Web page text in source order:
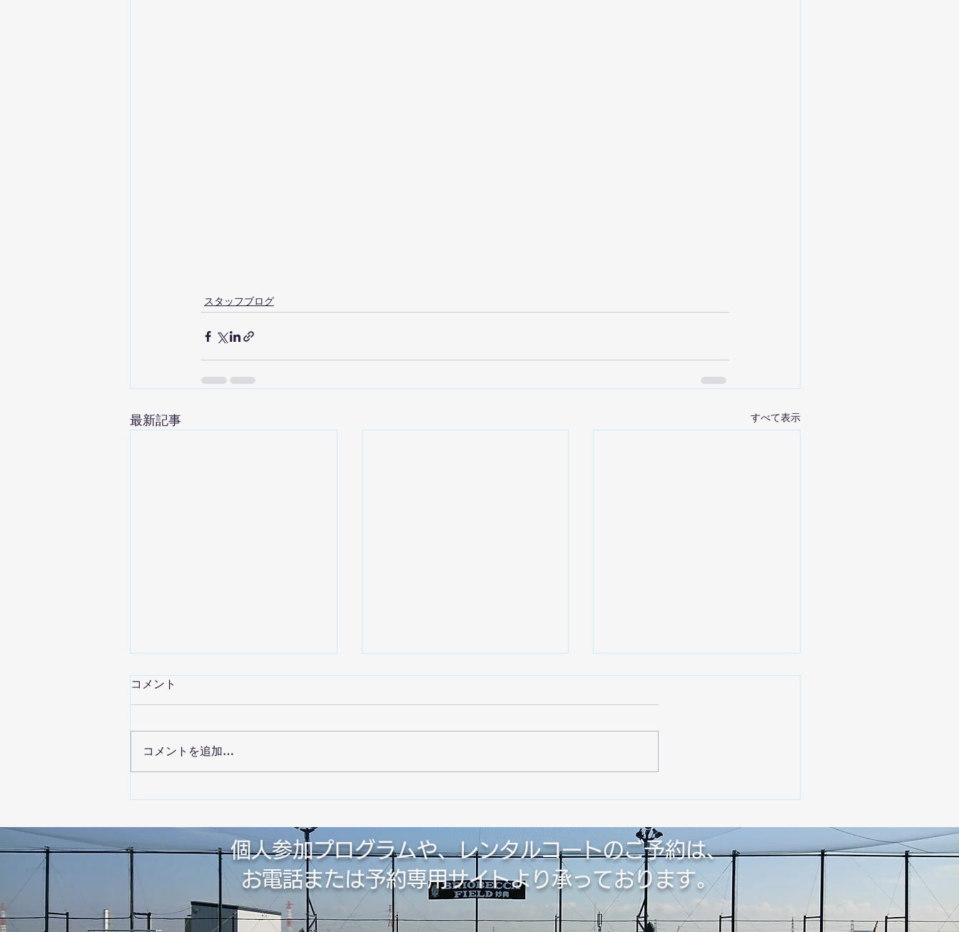
スタッフブログ
最新記事 すべて表示
8月イベント情報🍉
夏季サービスの案内🌻
コメント
コメントを追加…
個人参加プログラムや、レンタルコートのご予約は、
​お電話または予約専用サイトより承っております。